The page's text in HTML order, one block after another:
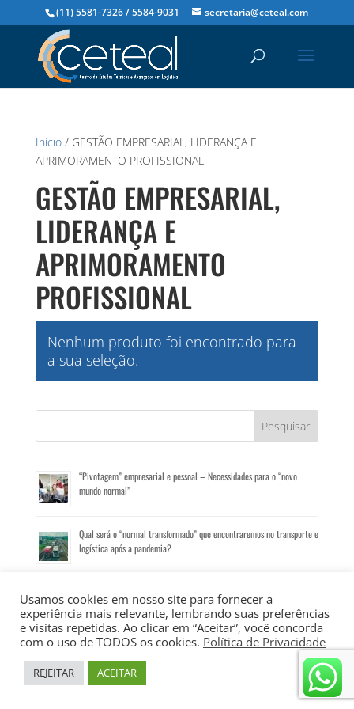
(11) 5581-7326 / 5584-9031 secretaria@ceteal.com
Início/ GESTÃO EMPRESARIAL, LIDERANÇA E
APRIMORAMENTO PROFISSIONAL
GESTÃO EMPRESARIAL,
LIDERANÇA E
APRIMORAMENTO
PROFISSIONAL
Nenhum produto foi encontrado para
a sua seleção.
“Pivotagem” empresarial e pessoal – Necessidades para o “novo
mundo normal”
Qual será o “normal transformado” que encontraremos no transporte e
logística após a pandemia?
Até quando?
Usamos cookies em nosso site para fornecer a
experiência mais relevante, lembrando suas preferências
e visitas repetidas. Ao clicar em “Aceitar”, você concorda
com o uso de TODOS os cookies. Política de Privacidade
REJEITAR ACEITAR